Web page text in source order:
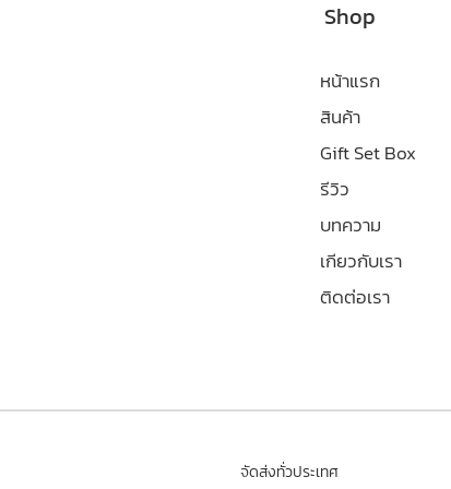
Shop
หน้าแรก
สินค้า
Gift Set Box
รีวิว
บทความ
เกียวกับเรา
ติดต่อเรา
จัดส่งทั่วประเทศ